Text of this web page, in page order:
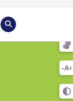
Pesquisar